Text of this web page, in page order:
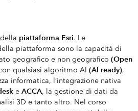
piattaforma Esri. Le
piattaforma sono la capacità di
geografico e non geografico (Open
qualsiasi algoritmo AI (AI ready),
informatica, l’integrazione nativa
eACCA, la gestione di dati da
3D e tanto altro. Nel corso